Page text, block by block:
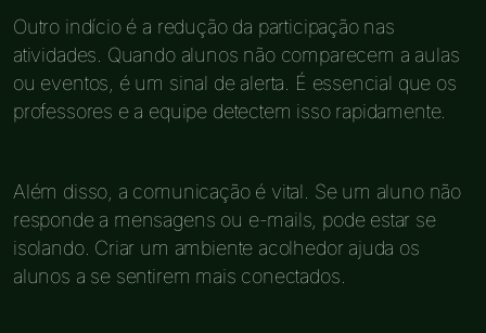
Outro indício é a redução da participação nas
atividades. Quando alunos não comparecem a aulas
ou eventos, é um sinal de alerta. É essencial que os
professores e a equipe detectem isso rapidamente.
Além disso, a comunicação é vital. Se um aluno não
responde a mensagens ou e-mails, pode estar se
isolando. Criar um ambiente acolhedor ajuda os
alunos a se sentirem mais conectados.